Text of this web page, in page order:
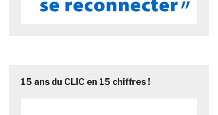
15 ans du CLIC en 15 chiffres !